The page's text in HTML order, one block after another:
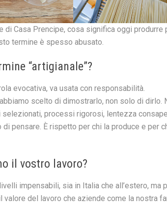
di Casa Prencipe, cosa significa oggi produrre
termine è spesso abusato.
“artigianale”?
evocativa, va usata con responsabilità.
scelto di dimostrarlo, non solo di dirlo.
processi rigorosi, lentezza
di pensare. È rispetto per chi la produce e per
il vostro lavoro?
impensabili, sia in Italia che all’estero, ma
del lavoro che aziende come la nostra